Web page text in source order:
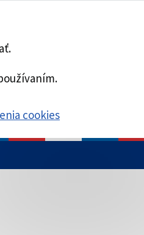
cookies
Táto stránka je